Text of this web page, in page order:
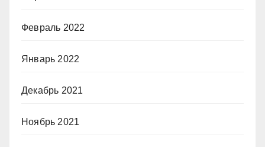
Февраль 2022
Январь 2022
Декабрь 2021
Ноябрь 2021